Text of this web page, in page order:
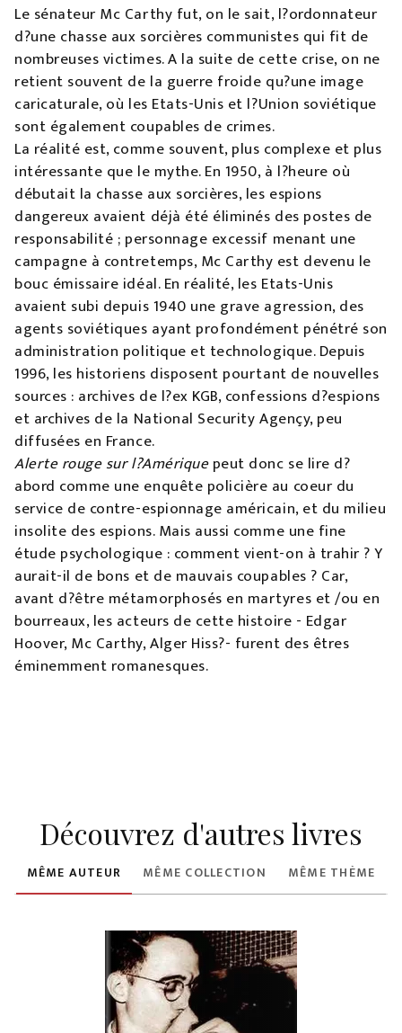
Le sénateur Mc Carthy fut, on le sait, l?ordonnateur
d?une chasse aux sorcières communistes qui fit de
nombreuses victimes. A la suite de cette crise, on ne
retient souvent de la guerre froide qu?une image
caricaturale, où les Etats-Unis et l?Union soviétique
sont également coupables de crimes.
La réalité est, comme souvent, plus complexe et plus
intéressante que le mythe. En 1950, à l?heure où
débutait la chasse aux sorcières, les espions
dangereux avaient déjà été éliminés des postes de
responsabilité ; personnage excessif menant une
campagne à contretemps, Mc Carthy est devenu le
bouc émissaire idéal. En réalité, les Etats-Unis
avaient subi depuis 1940 une grave agression, des
agents soviétiques ayant profondément pénétré son
administration politique et technologique. Depuis
1996, les historiens disposent pourtant de nouvelles
sources : archives de l?ex KGB, confessions d?espions
et archives de la National Security Agençy, peu
diffusées en France.
Alerte rouge sur l?Amériquepeut donc se lire d?
abord comme une enquête policière au coeur du
service de contre-espionnage américain, et du milieu
insolite des espions. Mais aussi comme une fine
étude psychologique : comment vient-on à trahir ? Y
aurait-il de bons et de mauvais coupables ? Car,
avant d?être métamorphosés en martyres et /ou en
bourreaux, les acteurs de cette histoire - Edgar
Hoover, Mc Carthy, Alger Hiss?- furent des êtres
éminemment romanesques.
Découvrez d'autres livres
MÊME AUTEUR MÊME COLLECTION MÊME THÈME